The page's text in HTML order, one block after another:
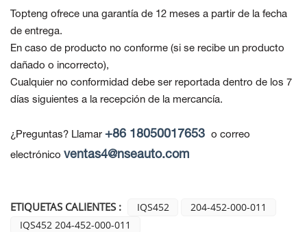
Topteng ofrece una garantía de 12 meses a partir de la fecha
de entrega.
En caso de producto no conforme (si se recibe un producto
dañado o incorrecto),
Cualquier no conformidad debe ser reportada dentro de los 7
días siguientes a la recepción de la mercancía.
¿Preguntas? Llamar +86 18050017653 o correo
electrónico ventas4@nseauto.com
ETIQUETAS CALIENTES : IQS452
204-452-000-011
IQS452 204-452-000-011